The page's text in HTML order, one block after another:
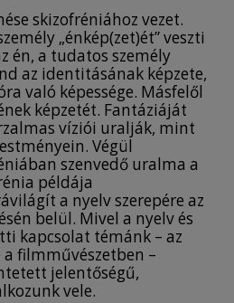
skizofréniához vezet.
„énkép(zet)ét” veszti
én, a tudatos személy
az identitásának képzete,
való képessége. Másfelől
képzetét. Fantáziáját
víziói uralják, mint
Végül
szenvedő uralma a
példája
a nyelv szerepére az
belül. Mivel a nyelv és
kapcsolat témánk – az
filmművészetben –
jelentőségű,
vele.